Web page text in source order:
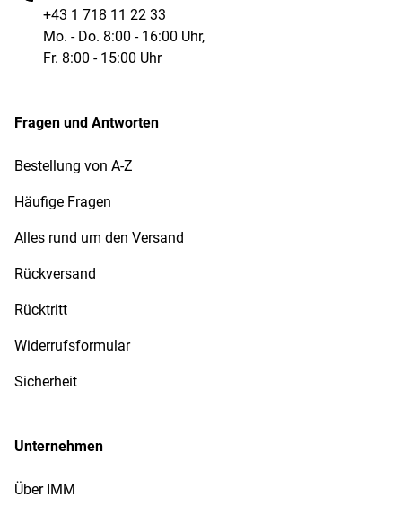
+43 1 718 11 22 33
Mo. - Do. 8:00 - 16:00 Uhr,
Fr. 8:00 - 15:00 Uhr
Fragen und Antworten
Bestellung von A-Z
Häufige Fragen
Alles rund um den Versand
Rückversand
Rücktritt
Widerrufsformular
Sicherheit
Unternehmen
Über IMM